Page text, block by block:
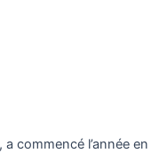
a commencé l’année en